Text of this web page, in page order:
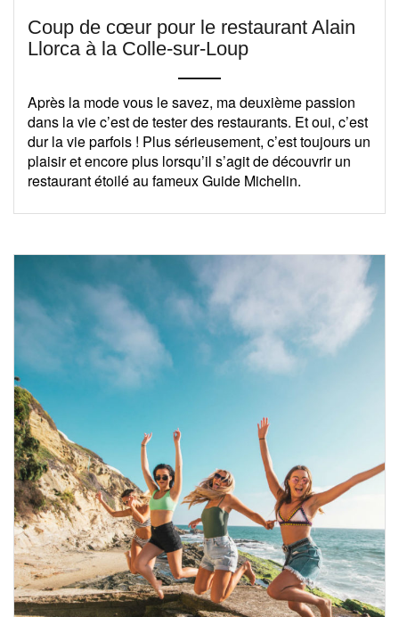
Coup de cœur pour le restaurant Alain
Llorca à la Colle-sur-Loup
Après la mode vous le savez, ma deuxième passion
dans la vie c’est de tester des restaurants. Et oui, c’est
dur la vie parfois ! Plus sérieusement, c’est toujours un
plaisir et encore plus lorsqu’il s’agit de découvrir un
restaurant étoilé au fameux Guide Michelin.